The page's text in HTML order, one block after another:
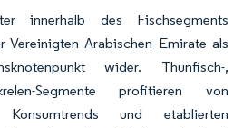
innerhalb des Fischsegments
Arabischen Emirate als
wider. Thunfisch-,
Segmente profitieren von
Konsumtrends und etablierten